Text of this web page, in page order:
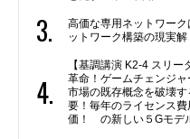
高価な専用ネットワー
ットワーク構築の現実解
【基調講演 K2-4 スリ
革命！ゲームチェンジ
市場の既存概念を破壊
要！毎年のライセンス
価！ の新しい５Gモデ